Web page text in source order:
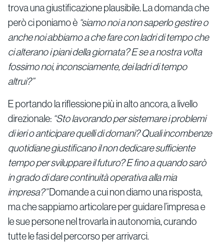
trova una giustificazione plausibile. La domanda che
però ci poniamo è “siamo noi a non saperlo gestire o
anche noi abbiamo a che fare con ladri di tempo che
ci alterano i piani della giornata? E se a nostra volta
fossimo noi, inconsciamente, dei ladri di tempo
altrui?”
E portando la riflessione più in alto ancora, a livello
direzionale: “Sto lavorando per sistemare i problemi
di ieri o anticipare quelli di domani? Quali incombenze
quotidiane giustificano il non dedicare sufficiente
tempo per sviluppare il futuro? E fino a quando sarò
in grado di dare continuità operativa alla mia
impresa?”Domande a cui non diamo una risposta,
ma che sappiamo articolare per guidare l’impresa e
le sue persone nel trovarla in autonomia, curando
tutte le fasi del percorso per arrivarci.